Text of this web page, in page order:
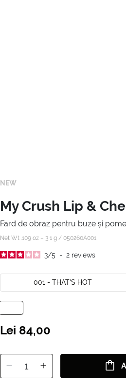
NEW
My Crush Lip &
Fard de obraz pentru buze și
Net Wt .109 oz – 3,1 g / 050260A001
3/5 - 2 reviews
001 - THAT'S HOT
Lei 84,00
1